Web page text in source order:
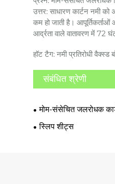
उत्तर: साधारण कार्टन नमी
कम हो जाती है। आपूर्तिकर्ताओं
आर्द्रता वाले वातावरण में 72
हॉट टैग: नमी प्रतिरोधी
संबंधित श्रेणी
मोम-संसेचित जलरोधक
स्लिप शीट्स